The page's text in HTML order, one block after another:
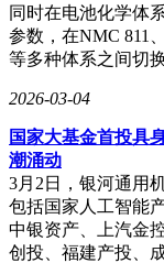
同时在电池化学体
参数，在NMC 811
等多种体系之间切
2026-03-04
国家大基金首投具
潮涌动
3月2日，银河通用
包括国家人工智能
中银资产、上汽金
创投、福建产投、